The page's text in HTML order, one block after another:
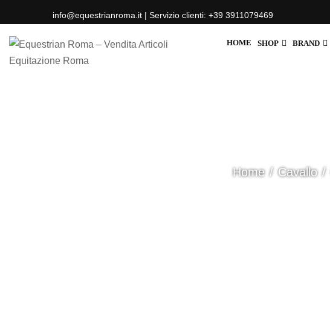
info@equestrianroma.it | Servizio clienti: +39 3911079469
HOME SHOP BRAND
Home Cavallo